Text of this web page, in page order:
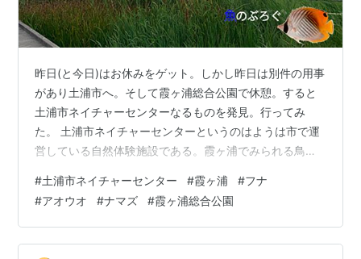
昨日(と今日)はお休みをゲット。しかし昨日は別件の用事
があり土浦市へ。そして霞ヶ浦総合公園で休憩。すると
土浦市ネイチャーセンターなるものを発見。行ってみ
た。 土浦市ネイチャーセンターというのはようは市で運
営している自然体験施設である。霞ヶ浦でみられる鳥類
ど。入館料は無料。 しかし私はここに入って水槽展示が
あるのを発見した。1階は世界の珍しい魚がいろいろい
て、サカサナマズだとか、ピラニアの一種だとか、アル
ビノのシルバーアロワナなどが飼育されていたが、巨大
#土浦市ネイチャーセンター #霞ヶ浦 #フナ
#アオウオ #ナマズ #霞ヶ浦総合公園